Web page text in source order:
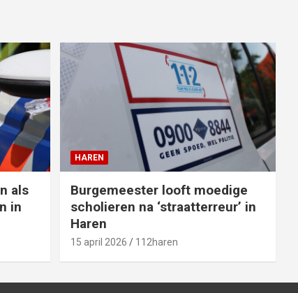
als
in
HAREN
Burgemeester looft moedige
scholieren na ‘straatterreur’ in
Haren
15 april 2026 112haren